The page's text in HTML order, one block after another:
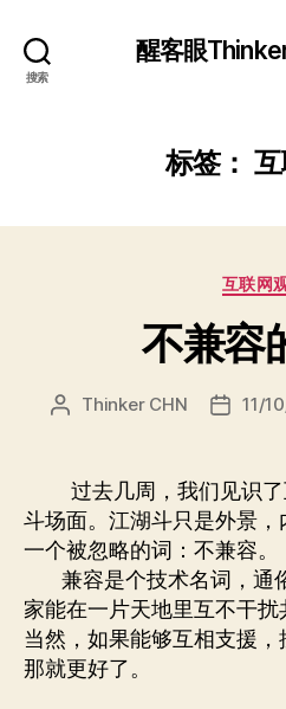
搜索
醒客眼
标签：
分
互联网
不兼容
文
者
Thinker CHN
发
期
11/
过去几周，我们见识了
斗场面。江湖斗只是外景
一个被忽略的词：不兼容。
兼容是个技术名词，通
家能在一片天地里互不干扰
当然，如果能够互相支援，
那就更好了。